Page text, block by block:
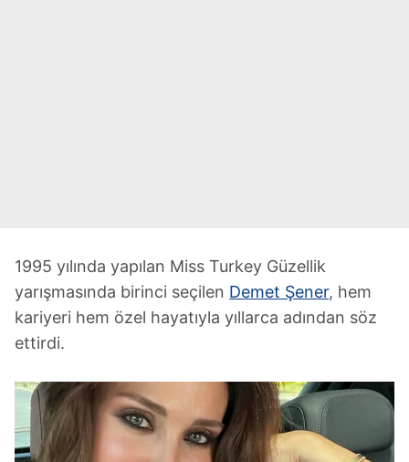
1995 yılında yapılan Miss Turkey Güzellik
yarışmasında birinci seçilen Demet Şener, hem
kariyeri hem özel hayatıyla yıllarca adından söz
ettirdi.